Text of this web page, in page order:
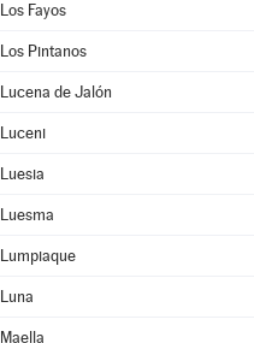
Los Fayos
Los Pintanos
Lucena de Jalón
Luceni
Luesia
Luesma
Lumpiaque
Luna
Maella